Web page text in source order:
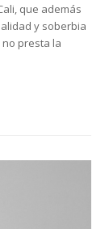
que además
y soberbia
presta la